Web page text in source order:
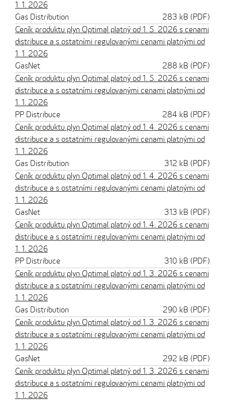
1. 1. 2026
Gas Distribution
283 kB (PDF)
Ceník produktu plyn Optimal platný od 1. 5. 2026 s cenami
distribuce a s ostatními regulovanými cenami platnými od
1. 1. 2026
GasNet
288 kB (PDF)
Ceník produktu plyn Optimal platný od 1. 5. 2026 s cenami
distribuce a s ostatními regulovanými cenami platnými od
1. 1. 2026
PP Distribuce
284 kB (PDF)
Ceník produktu plyn Optimal platný od 1. 4. 2026 s cenami
distribuce a s ostatními regulovanými cenami platnými od
1. 1. 2026
Gas Distribution
312 kB (PDF)
Ceník produktu plyn Optimal platný od 1. 4. 2026 s cenami
distribuce a s ostatními regulovanými cenami platnými od
1. 1. 2026
GasNet
313 kB (PDF)
Ceník produktu plyn Optimal platný od 1. 4. 2026 s cenami
distribuce a s ostatními regulovanými cenami platnými od
1. 1. 2026
PP Distribuce
310 kB (PDF)
Ceník produktu plyn Optimal platný od 1. 3. 2026 s cenami
distribuce a s ostatními regulovanými cenami platnými od
1. 1. 2026
Gas Distribution
290 kB (PDF)
Ceník produktu plyn Optimal platný od 1. 3. 2026 s cenami
distribuce a s ostatními regulovanými cenami platnými od
1. 1. 2026
GasNet
292 kB (PDF)
Ceník produktu plyn Optimal platný od 1. 3. 2026 s cenami
distribuce a s ostatními regulovanými cenami platnými od
1. 1. 2026